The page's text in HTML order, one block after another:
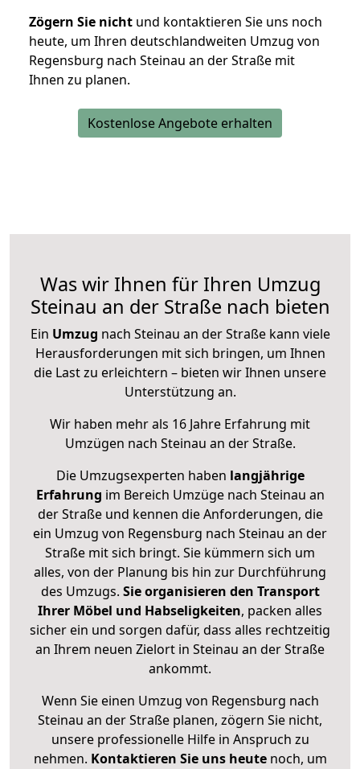
Zögern Sie nicht und kontaktieren Sie uns noch
heute, um Ihren deutschlandweiten Umzug von
Regensburg nach Steinau an der Straße mit
Ihnen zu planen.
Kostenlose Angebote erhalten
Was wir Ihnen für Ihren Umzug
Steinau an der Straße nach bieten
Ein Umzug nach Steinau an der Straße kann viele
Herausforderungen mit sich bringen, um Ihnen
die Last zu erleichtern – bieten wir Ihnen unsere
Unterstützung an.
Wir haben mehr als 16 Jahre Erfahrung mit
Umzügen nach Steinau an der Straße.
Die Umzugsexperten haben langjährige
Erfahrung im Bereich Umzüge nach Steinau an
der Straße und kennen die Anforderungen, die
ein Umzug von Regensburg nach Steinau an der
Straße mit sich bringt. Sie kümmern sich um
alles, von der Planung bis hin zur Durchführung
des Umzugs. Sie organisieren den Transport
Ihrer Möbel und Habseligkeiten, packen alles
sicher ein und sorgen dafür, dass alles rechtzeitig
an Ihrem neuen Zielort in Steinau an der Straße
ankommt.
Wenn Sie einen Umzug von Regensburg nach
Steinau an der Straße planen, zögern Sie nicht,
unsere professionelle Hilfe in Anspruch zu
nehmen. Kontaktieren Sie uns heutenoch, um